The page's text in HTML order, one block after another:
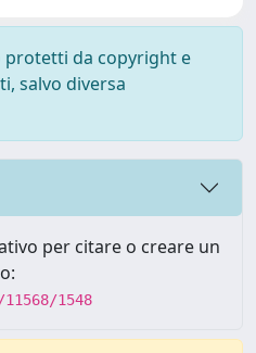
protetti da copyright e
salvo diversa
per citare o creare un
1548